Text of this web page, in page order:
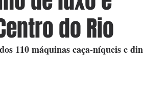
do Rio
110 máquinas caça-níqueis e